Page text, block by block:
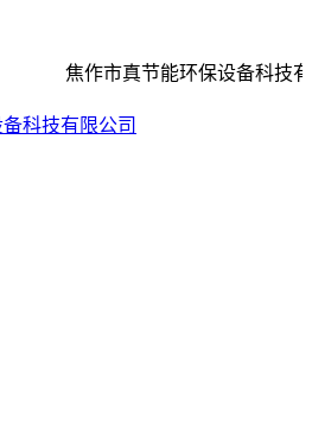
焦作市真节能环保设备科技